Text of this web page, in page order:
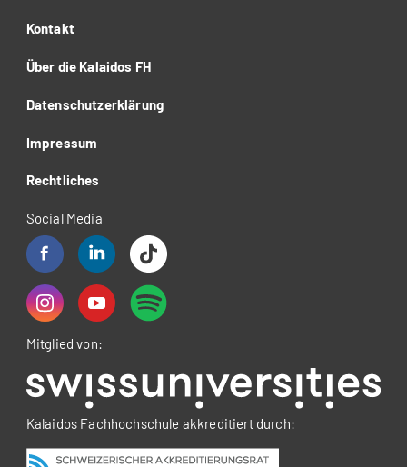
Kontakt
Über die Kalaidos FH
Datenschutzerklärung
Impressum
Rechtliches
Social Media
Mitglied von:
Kalaidos Fachhochschule akkreditiert durch: